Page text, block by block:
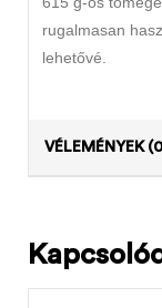
rugalmasan
lehetővé.
VÉLEMÉNYEK